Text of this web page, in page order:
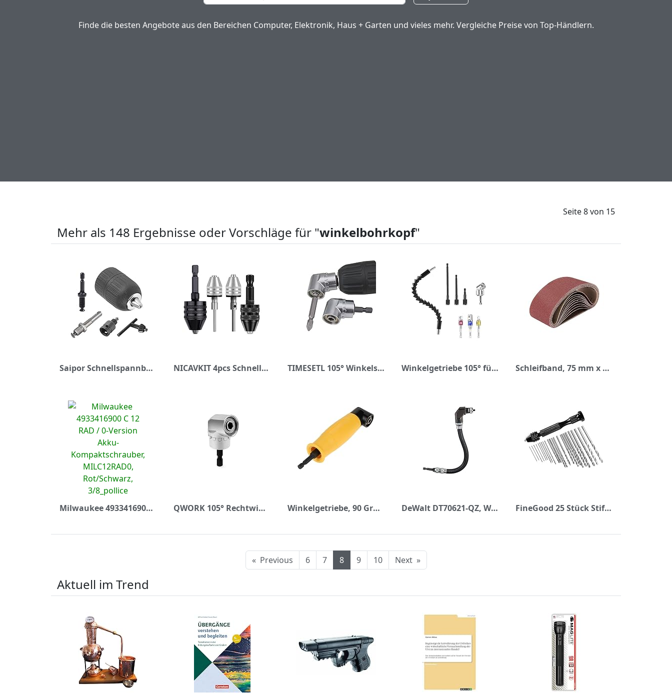
Finde die besten Angebote aus den Bereichen Computer, Elektronik, Haus + Garten und vieles mehr. Vergleiche Preise von Top-Händlern.
Seite 8 von 15
Mehr als 148 Ergebnisse oder Vorschläge für "winkelbohrkopf"
Saipor Schnellspannbohrfutter 2mm -13mm 1/2-20UNF Schnellspann Schlüsselloses Bohrfutter mit SDS plus-Adapter, 1/4 Hex Chuck Adapter und 1/2-Zoll-Bohrfutter-Adapter NICAVKIT 4pcs Schnellspann Bohrfutter, 0.3-3.4mm, 0.3-3.6mm und 0.3-6.5mm Sechskant- und Rundschäfte Bohrfutter-Ersatz, Mini-3-Backen-Bohrfutter, Schnellwechseladapter-Konverter TIMESETL 105° Winkelschrauber Vorsatz Adapter mit 1/4-Zoll Schnellwechsel und Magnetischen Bit Halter Winkelschraubendreher Winkelschraubvorsatz Winkelgetriebe Winkelgetriebe 105° für Akkuschrauber Set, Enthält 1 x Winkelschrauber Vorsatz Adapter 1/4", 1 x Bohrer Verlängerung Flexibel Schwarz, 3 x Stecknussadapter Akkuschrauber, 3 x Bithalter Magnetisch Lang Schleifband, 75 mm x 457 mm, Körnung 60/80/120/180/240/320/400/600/800/1000, Bandschleifer für Holzbearbeitung und Metallpolieren, 10 Stück Aluminiumoxid-Schleifband
Milwaukee 4933416900 C 12 RAD / 0-Version Akku-Kompaktschrauber, MILC12RAD0, Rot/Schwarz, 3/8_pollice QWORK 105° Rechtwinkliger Winkelschrauber Vorsatz Adapter, 1/4-Zoll Schnellwechsel Magnetischen Bithalter mit Sechskantschaft, Multifunktions-Winkelbohrer Winkelgetriebe, 90 Grad Winkelbohraufsatz 90 ° Winkelschrauber Vorsatz Adapter Winkelaufsatz Schaftverlängerung Schraubendreher Bohrer Buchse Halter Adapter Hülse DeWalt DT70621-QZ, Winkelvorsatz für Schlagschrabuer (schlagfest, flexibel, 300 mm Länge) FineGood 25 Stück Stiftschraubstock Handbohrer-Bits, 24 Stück Mikro-Mini-Spiralbohrer-Bit-Set (0,6 - 3 mm) mit 1 Stück Schraubstock Drehwerkzeug für Holz, Schmuck, Kunststoff
« Previous 6 7 8 9 10 Next »
Aktuell im Trend